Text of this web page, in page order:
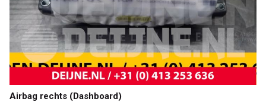
Airbag rechts (Dashboard)